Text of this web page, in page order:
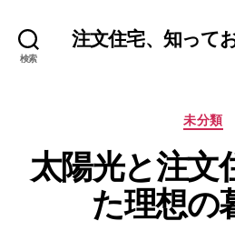
検索
注文住宅、知って
カ
ゴ
リ
ー
未分類
太陽光と注文
た理想の